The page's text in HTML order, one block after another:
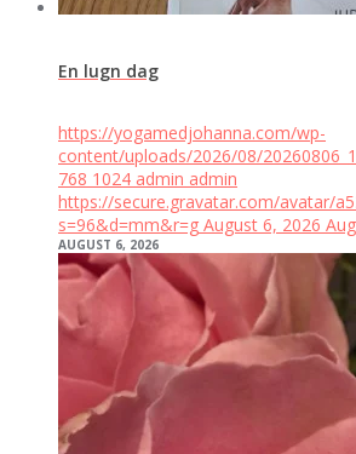
En lugn dag
https://yogamedjohanna.com/wp-
content/uploads/2026/08/
768 1024 admin admin
https://secure.gravatar.com/avatar/
s=96&d=mm&r=g August 6, 2026
AUGUST 6, 2026